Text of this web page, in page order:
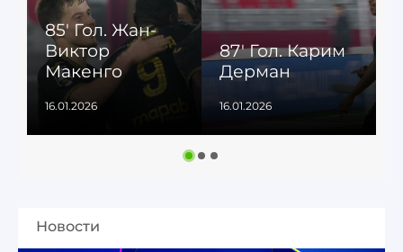
85' Гол. Жан-
Виктор
Макенго
16.01.2026
87' Гол. Карим
Дерман
16.01.2026
Новости